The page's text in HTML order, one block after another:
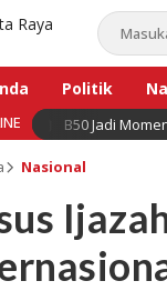
Politik
B50 Jadi
Nasional